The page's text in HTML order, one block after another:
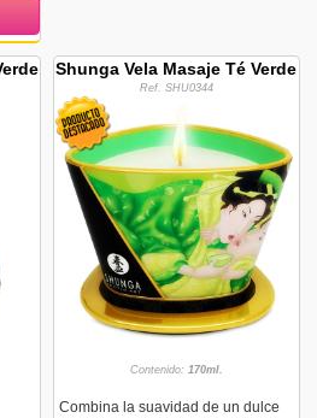
Shunga Vela Masaje Té Verde
Ref. SHU0344
Contenido: 170ml.
Combina la suavidad de un dulce